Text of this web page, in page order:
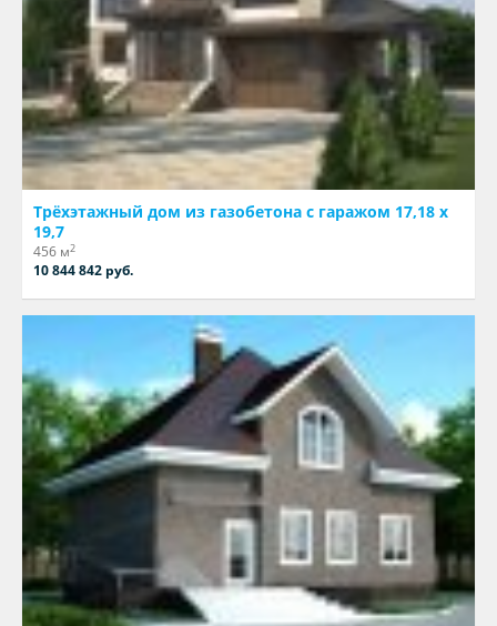
Трёхэтажный дом из газобетона с гаражом 17,18 х
19,7
456 м2
10 844 842 руб.